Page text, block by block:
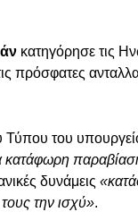
κατηγόρησε τις
τις πρόσφατες
του
παραβίαση
δυνάμεις
την ισχύ».